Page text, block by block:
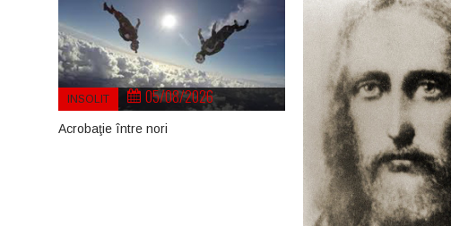
INSOLIT 05/08/2026
Acrobaţie între nori